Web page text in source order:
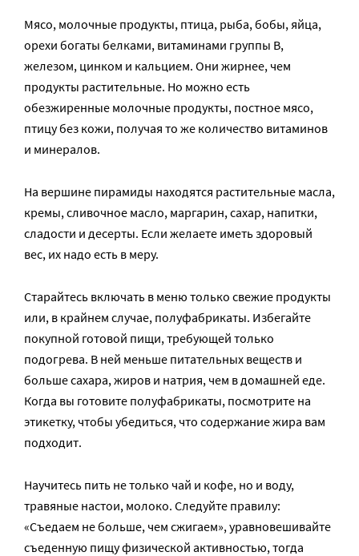
Мясо, молочные продукты, птица, рыба, бобы, яйца,
орехи богаты белками, витаминами группы В,
железом, цинком и кальцием. Они жирнее, чем
продукты растительные. Но можно есть
обезжиренные молочные продукты, постное мясо,
птицу без кожи, получая то же количество витаминов
и минералов.
На вершине пирамиды находятся растительные масла,
кремы, сливочное масло, маргарин, сахар, напитки,
сладости и десерты. Если желаете иметь здоровый
вес, их надо есть в меру.
Старайтесь включать в меню только свежие продукты
или, в крайнем случае, полуфабрикаты. Избегайте
покупной готовой пищи, требующей только
подогрева. В ней меньше питательных веществ и
больше сахара, жиров и натрия, чем в домашней еде.
Когда вы готовите полуфабрикаты, посмотрите на
этикетку, чтобы убедиться, что содержание жира вам
подходит.
Научитесь пить не только чай и кофе, но и воду,
травяные настои, молоко. Следуйте правилу:
«Съедаем не больше, чем сжигаем», уравновешивайте
съеденную пищу физической активностью, тогда